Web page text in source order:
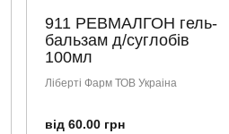
911 РЕВМАЛГОН гель-
бальзам д/суглобів
100мл
Ліберті Фарм ТОВ Украіна
від 60.00 грн